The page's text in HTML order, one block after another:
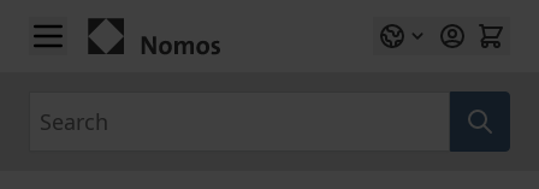
Skip to Content